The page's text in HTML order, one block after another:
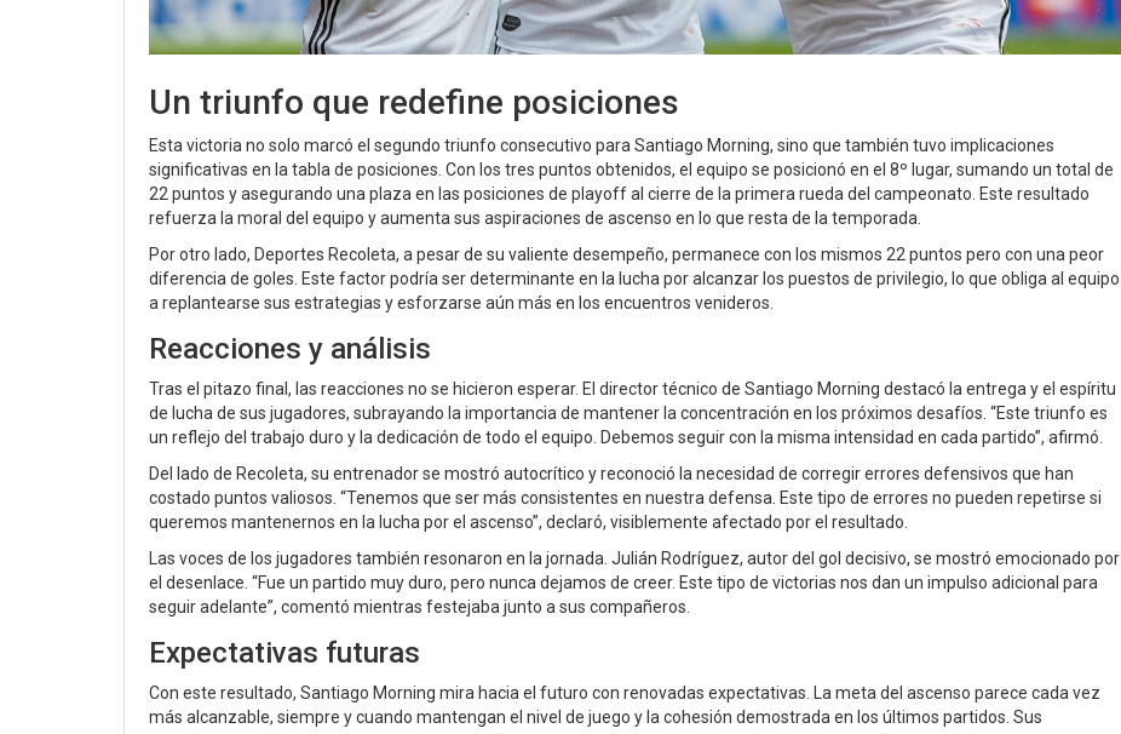
Un triunfo que redefine posiciones
Esta victoria no solo marcó el segundo triunfo consecutivo para Santiago Morning, sino que también tuvo implicaciones
significativas en la tabla de posiciones. Con los tres puntos obtenidos, el equipo se posicionó en el 8º lugar, sumando un total de
22 puntos y asegurando una plaza en las posiciones de playoff al cierre de la primera rueda del campeonato. Este resultado
refuerza la moral del equipo y aumenta sus aspiraciones de ascenso en lo que resta de la temporada.
Por otro lado, Deportes Recoleta, a pesar de su valiente desempeño, permanece con los mismos 22 puntos pero con una peor
diferencia de goles. Este factor podría ser determinante en la lucha por alcanzar los puestos de privilegio, lo que obliga al equipo
a replantearse sus estrategias y esforzarse aún más en los encuentros venideros.
Reacciones y análisis
Tras el pitazo final, las reacciones no se hicieron esperar. El director técnico de Santiago Morning destacó la entrega y el espíritu
de lucha de sus jugadores, subrayando la importancia de mantener la concentración en los próximos desafíos. “Este triunfo es
un reflejo del trabajo duro y la dedicación de todo el equipo. Debemos seguir con la misma intensidad en cada partido”, afirmó.
Del lado de Recoleta, su entrenador se mostró autocrítico y reconoció la necesidad de corregir errores defensivos que han
costado puntos valiosos. “Tenemos que ser más consistentes en nuestra defensa. Este tipo de errores no pueden repetirse si
queremos mantenernos en la lucha por el ascenso”, declaró, visiblemente afectado por el resultado.
Las voces de los jugadores también resonaron en la jornada. Julián Rodríguez, autor del gol decisivo, se mostró emocionado por
el desenlace. “Fue un partido muy duro, pero nunca dejamos de creer. Este tipo de victorias nos dan un impulso adicional para
seguir adelante”, comentó mientras festejaba junto a sus compañeros.
Expectativas futuras
Con este resultado, Santiago Morning mira hacia el futuro con renovadas expectativas. La meta del ascenso parece cada vez
más alcanzable, siempre y cuando mantengan el nivel de juego y la cohesión demostrada en los últimos partidos. Sus